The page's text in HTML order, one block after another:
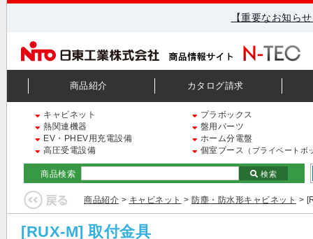
【重要なお知ら
商品紹介 カタログ請求
キャビネット
プラボックス
熱関連機器
盤用パーツ
EV・PHEV用充電設備
ホーム分電盤
高圧受電設備
個室ブース （プライベートボ
商品検索 検索
商品紹介 > キャビネット > 防塵・防水形キャビネット >
[RUX-M] 取付金具